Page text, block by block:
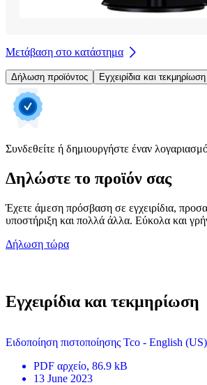
Μετάβαση στο κατάστημα
Δήλωση προϊόντος Εγχειρίδια και τεκμηρίωση
Συνδεθείτε ή δημιουργήστε έναν
Δηλώστε το προϊόν σας
Έχετε άμεση πρόσβαση σε εγχειρίδια,
υποστήριξη και πολλά άλλα. Εύκολα και
Δήλωση τώρα
Εγχειρίδια και τεκμηρίωση
Ειδοποίηση πιστοποίησης Tco - English (US)
PDF αρχείο, 86.9 kB
13 June 2023